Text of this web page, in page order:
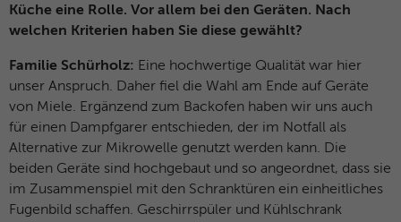
Küche eine Rolle. Vor allem bei den Geräten. Nach
welchen Kriterien haben Sie diese gewählt?
Familie Schürholz: Eine hochwertige Qualität war hier
unser Anspruch. Daher fiel die Wahl am Ende auf Geräte
von Miele. Ergänzend zum Backofen haben wir uns auch
für einen Dampfgarer entschieden, der im Notfall als
Alternative zur Mikrowelle genutzt werden kann. Die
beiden Geräte sind hochgebaut und so angeordnet, dass sie
im Zusammenspiel mit den Schranktüren ein einheitliches
Fugenbild schaffen. Geschirrspüler und Kühlschrank